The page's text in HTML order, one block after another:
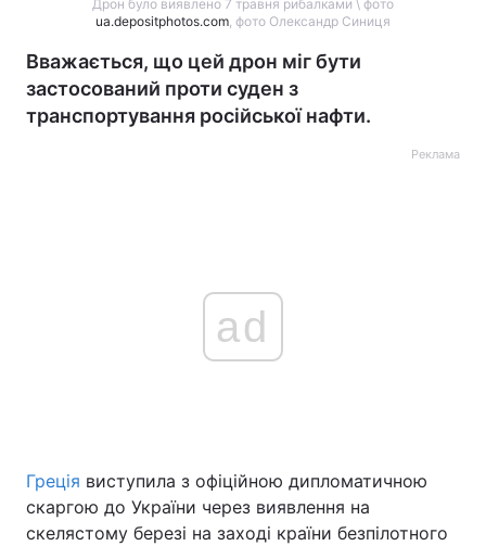
Дрон було виявлено 7 травня рибалками \ фото
ua.depositphotos.com , фото Олександр Синиця
Вважається, що цей дрон міг бути
застосований проти суден з
транспортування російської нафти.
Реклама
ad
Греція виступила з офіційною дипломатичною
скаргою до України через виявлення на
скелястому березі на заході країни безпілотного